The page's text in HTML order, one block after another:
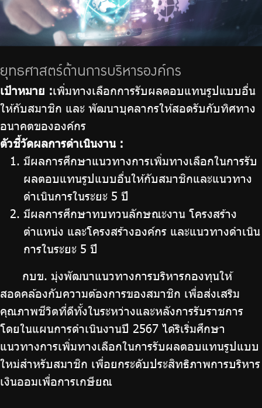
ยุทธศาสตร์ด้านการบริหารองค์กร
เป้าหมาย :เพิ่มทางเลือกการรับผลตอบแทนรูปแบบอื่น
ให้กับสมาชิก และ พัฒนาบุคลากรให้สอดรับกับทิศทาง
อนาคตขององค์กร
ตัวชี้วัดผลการดำเนินงาน :
มีผลการศึกษาแนวทางการเพิ่มทางเลือกในการรับ
ผลตอบแทนรูปแบบอื่นให้กับสมาชิกและแนวทาง
ดำเนินการในระยะ 5 ปี
มีผลการศึกษาทบทวนลักษณะงาน โครงสร้าง
ตำแหน่ง และโครงสร้างองค์กร และแนวทางดำเนิน
การในระยะ 5 ปี
กบข. มุ่งพัฒนาแนวทางการบริหารกองทุนให้
สอดคล้องกับความต้องการของสมาชิก เพื่อส่งเสริม
คุณภาพชีวิตที่ดีทั้งในระหว่างและหลังการรับราชการ
โดยในแผนการดำเนินงานปี 2567 ได้ริเริ่มศึกษา
แนวทางการเพิ่มทางเลือกในการรับผลตอบแทนรูปแบบ
ใหม่สำหรับสมาชิก เพื่อยกระดับประสิทธิภาพการบริหาร
เงินออมเพื่อการเกษียณ